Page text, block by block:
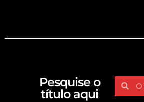
Pesquise o
título aqui